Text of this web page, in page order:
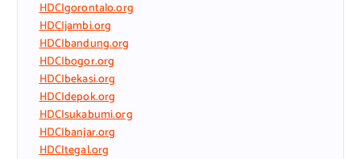
HDCIgorontalo.org
HDCIjambi.org
HDCIbandung.org
HDCIbogor.org
HDCIbekasi.org
HDCIdepok.org
HDCIsukabumi.org
HDCIbanjar.org
HDCItegal.org